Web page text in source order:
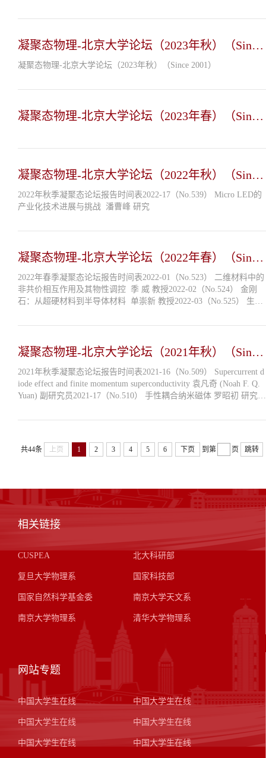
凝聚态物理-北京大学论坛（2023年秋）（Since
2001）
凝聚态物理-北京大学论坛（2023年秋）（Since 2001）
凝聚态物理-北京大学论坛（2023年春）（Since
凝聚态物理-北京大学论坛（2022年秋）（Since
2001）
2022年秋季凝聚态论坛报告时间表2022-17（No.539） Micro LED的
产业化技术进展与挑战 潘曹峰 研究
凝聚态物理-北京大学论坛（2022年春）（Since
2001）
2022年春季凝聚态论坛报告时间表2022-01（No.523） 二维材料中的
非共价相互作用及其物性调控 季 威 教授2022-02（No.524） 金刚
石：从超硬材料到半导体材料 单崇新 教授2022-03（No.525） 生命
转角体系中关联...
凝聚态物理-北京大学论坛（2021年秋）（Since
2001）
2021年秋季凝聚态论坛报告时间表2021-16（No.509） Supercurrent d
iode effect and finite momentum superconductivity 袁凡奇 (Noah F. Q.
Yuan) 副研究员2021-17（No.510） 手性耦合纳米磁体 罗昭初 研究员
分子...
共44条 上页 1 2 3 4 5 6 下页 到第 页 跳转
相关链接
CUSPEA 北大科研部
复旦大学物理系 国家科技部
国家自然科学基金委 南京大学天文系
南京大学物理系 清华大学物理系
网站专题
中国大学生在线 中国大学生在线
中国大学生在线 中国大学生在线
中国大学生在线 中国大学生在线